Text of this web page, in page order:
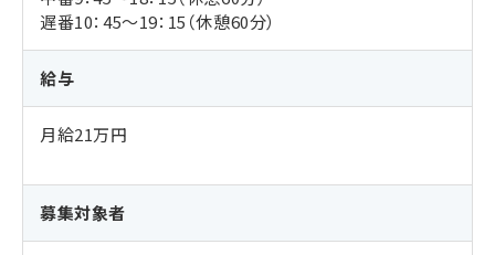
遅番10：45～19：15（休憩60分）
給与
月給21万円
募集対象者